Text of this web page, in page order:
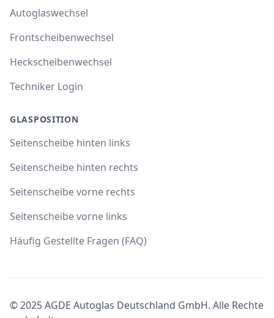
Autoglaswechsel
Frontscheibenwechsel
Heckscheibenwechsel
Techniker Login
GLASPOSITION
Seitenscheibe hinten links
Seitenscheibe hinten rechts
Seitenscheibe vorne rechts
Seitenscheibe vorne links
Häufig Gestellte Fragen (FAQ)
© 2025 AGDE Autoglas Deutschland GmbH. Alle Rechte